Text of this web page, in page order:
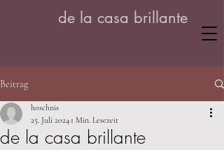
de la casa brillante
Beitrag
de la casa brillante
hoschnis
25. Juli 2024 1 Min. Lesezeit